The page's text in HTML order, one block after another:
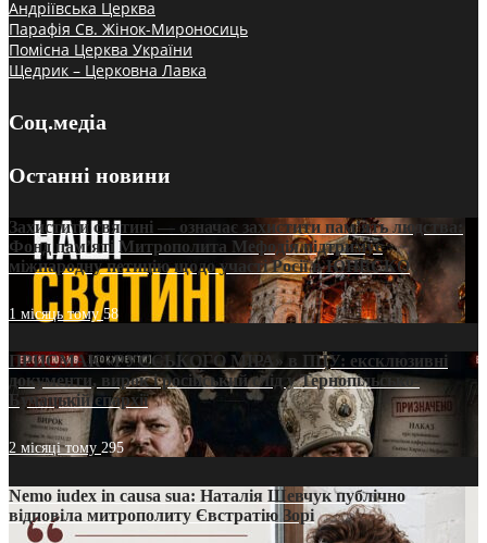
Андріївська Церква
Парафія Св. Жінок-Мироносиць
Помісна Церква України
Щедрик – Церковна Лавка
Соц.медіа
Останні новини
Захистити святині — означає захистити пам’ять людства:
Фонд пам’яті Митрополита Мефодія підтримує
міжнародну петицію щодо участі Росії в ЮНЕСКО
1 місяць тому58
ПРИСМАК «РУССЬКОГО МІРА» в ПЦУ: ексклюзивні
документи, вирок і російський слід у Тернопільсько-
Бучацькій єпархії
2 місяці тому 295
Nemo iudex in causa sua: Наталія Шевчук публічно
відповіла митрополиту Євстратію Зорі